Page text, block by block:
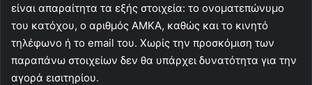
είναι απαραίτητα τα εξής στοιχεία: το ονοματεπώνυμο
του κατόχου, ο αριθμός ΑΜΚΑ, καθώς και το κινητό
τηλέφωνο ή το email του. Χωρίς την προσκόμιση των
παραπάνω στοιχείων δεν θα υπάρχει δυνατότητα για την
αγορά εισιτηρίου.